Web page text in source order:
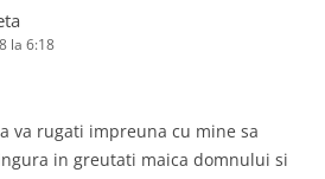
la 6:18
va rugati impreuna cu mine sa
in greutati maica domnului si